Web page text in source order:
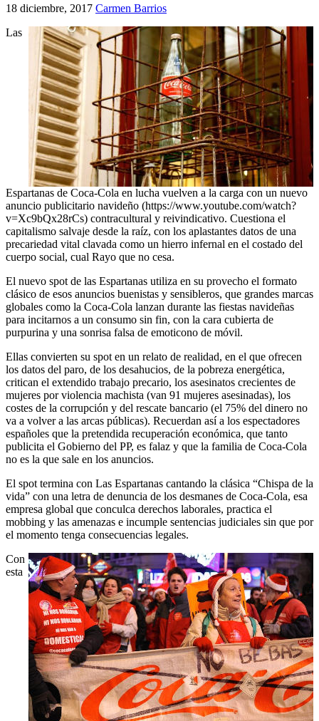
18 diciembre, 2017 Carmen Barrios
Las
Espartanas de Coca-Cola en lucha vuelven a la carga con un nuevo
anuncio publicitario navideño (https://www.youtube.com/watch?
v=Xc9bQx28rCs) contracultural y reivindicativo. Cuestiona el
capitalismo salvaje desde la raíz, con los aplastantes datos de una
precariedad vital clavada como un hierro infernal en el costado del
cuerpo social, cual Rayo que no cesa.
El nuevo spot de las Espartanas utiliza en su provecho el formato
clásico de esos anuncios buenistas y sensibleros, que grandes marcas
globales como la Coca-Cola lanzan durante las fiestas navideñas
para incitarnos a un consumo sin fin, con la cara cubierta de
purpurina y una sonrisa falsa de emoticono de móvil.
Ellas convierten su spot en un relato de realidad, en el que ofrecen
los datos del paro, de los desahucios, de la pobreza energética,
critican el extendido trabajo precario, los asesinatos crecientes de
mujeres por violencia machista (van 91 mujeres asesinadas), los
costes de la corrupción y del rescate bancario (el 75% del dinero no
va a volver a las arcas públicas). Recuerdan así a los espectadores
españoles que la pretendida recuperación económica, que tanto
publicita el Gobierno del PP, es falaz y que la familia de Coca-Cola
no es la que sale en los anuncios.
El spot termina con Las Espartanas cantando la clásica “Chispa de la
vida” con una letra de denuncia de los desmanes de Coca-Cola, esa
empresa global que conculca derechos laborales, practica el
mobbing y las amenazas e incumple sentencias judiciales sin que por
el momento tenga consecuencias legales.
Con
esta